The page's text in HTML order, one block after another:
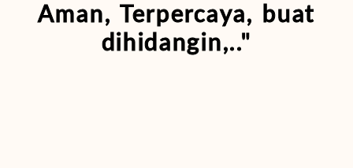
Aman, Terpercaya, buat
dihidangin,.."